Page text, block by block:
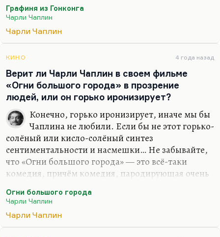
Когда Кира Муратова говорила, что ее любимый
режиссер — Чарли Чаплин, я думаю, она имела в
виду эту картину, реминисценции из которой
девочки-отравительницы, да и, наверное, во всех
брезгливо-сострадательное отношение к
человеку, которое там манифестировано, идет от
позднего Чаплина. Это есть в «Диктаторе», но
особенно это есть в «Месье Верду».
Он очень хорошо понимал изнанку образа…
Графиня из Гонконга
Чарли Чаплин
Чарли Чаплин
КИНО 4 года назад
Верит ли Чарли Чаплин в своем фильме
«Огни большого города» в прозрение
людей, или он горько иронизирует?
Конечно, горько иронизирует, иначе мы бы
Чаплина не любили. Если бы не этот горько-
солёный или кисло-солёный синтез
сентиментальности и насмешки… Не забывайте,
что «Огни большого города» — это всё-таки
комедия, причём комедия, пародирующая очень
который крутит цветочек,— понимаете, у него в
глаза вся тоска и весь скепсис XX века. Вот за это
мы любим Чаплина. Кстати говоря, и «Новые
Огни большого города
Чарли Чаплин
Чарли Чаплин